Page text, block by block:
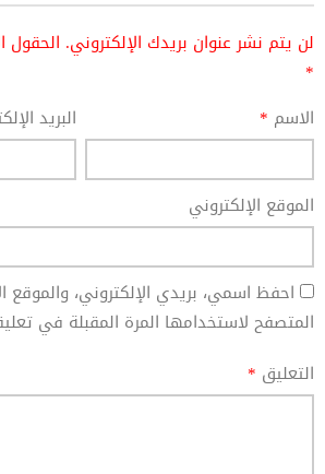
لن يتم نشر عنوان بريدك الإلكتروني. الحقول
*
الاسم * البريد
الموقع الإلكتروني
احفظ اسمي، بريدي الإلكتروني، والموقع
المتصفح لاستخدامها المرة المقبلة في
التعليق *